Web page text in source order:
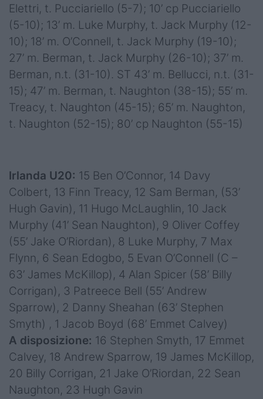
Elettri, t. Pucciariello (5-7); 10’ cp Pucciariello
(5-10); 13’ m. Luke Murphy, t. Jack Murphy (12-
10); 18’ m. O’Connell, t. Jack Murphy (19-10);
27’ m. Berman, t. Jack Murphy (26-10); 37’ m.
Berman, n.t. (31-10). ST 43’ m. Bellucci, n.t. (31-
15); 47’ m. Berman, t. Naughton (38-15); 55’ m.
Treacy, t. Naughton (45-15); 65’ m. Naughton,
t. Naughton (52-15); 80’ cp Naughton (55-15)
Irlanda U20: 15 Ben O’Connor, 14 Davy
Colbert, 13 Finn Treacy, 12 Sam Berman, (53’
Hugh Gavin), 11 Hugo McLaughlin, 10 Jack
Murphy (41’ Sean Naughton), 9 Oliver Coffey
(55’ Jake O’Riordan), 8 Luke Murphy, 7 Max
Flynn, 6 Sean Edogbo, 5 Evan O’Connell (C –
63’ James McKillop), 4 Alan Spicer (58’ Billy
Corrigan), 3 Patreece Bell (55’ Andrew
Sparrow), 2 Danny Sheahan (63’ Stephen
Smyth) , 1 Jacob Boyd (68’ Emmet Calvey)
A disposizione: 16 Stephen Smyth, 17 Emmet
Calvey, 18 Andrew Sparrow, 19 James McKillop,
20 Billy Corrigan, 21 Jake O’Riordan, 22 Sean
Naughton, 23 Hugh Gavin